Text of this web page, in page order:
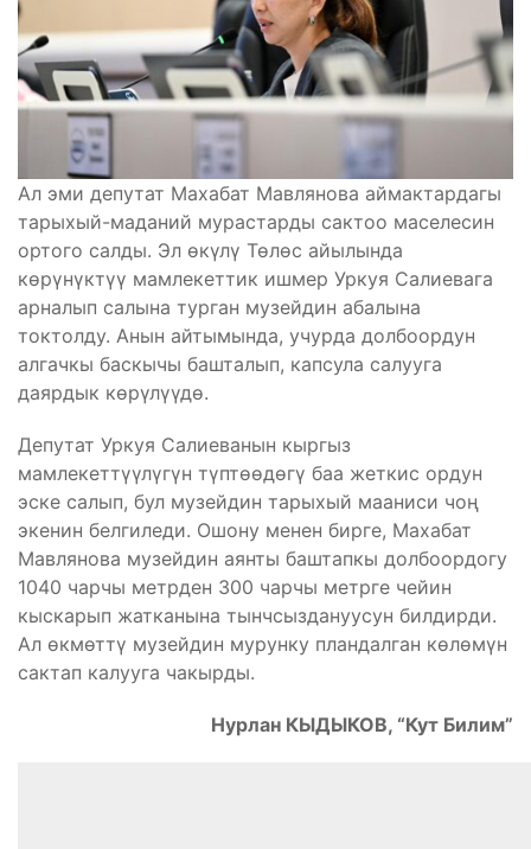
Ал эми депутат Махабат Мавлянова аймактардагы
тарыхый-маданий мурастарды сактоо маселесин
ортого салды. Эл өкүлү Төлөс айылында
көрүнүктүү мамлекеттик ишмер Уркуя Салиевага
арналып салына турган музейдин абалына
токтолду. Анын айтымында, учурда долбоордун
алгачкы баскычы башталып, капсула салууга
даярдык көрүлүүдө.
Депутат Уркуя Салиеванын кыргыз
мамлекеттүүлүгүн түптөөдөгү баа жеткис ордун
эске салып, бул музейдин тарыхый мааниси чоң
экенин белгиледи. Ошону менен бирге, Махабат
Мавлянова музейдин аянты баштапкы долбоордогу
1040 чарчы метрден 300 чарчы метрге чейин
кыскарып жатканына тынчсыздануусун билдирди.
Ал өкмөттү музейдин мурунку пландалган көлөмүн
сактап калууга чакырды.
Нурлан КЫДЫКОВ, “Кут Билим”